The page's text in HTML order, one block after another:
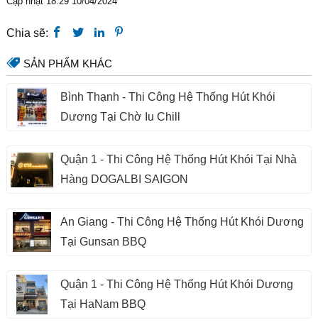
Chia sẽ:
SẢN PHẨM KHÁC
Bình Thạnh - Thi Công Hệ Thống Hút Khói
Dương Tại Chờ Iu Chill
Quận 1 - Thi Công Hệ Thống Hút Khói Tại Nhà
Hàng DOGALBI SAIGON
An Giang - Thi Công Hệ Thống Hút Khói Dương
Tại Gunsan BBQ
Quận 1 - Thi Công Hệ Thống Hút Khói Dương
Tại HaNam BBQ